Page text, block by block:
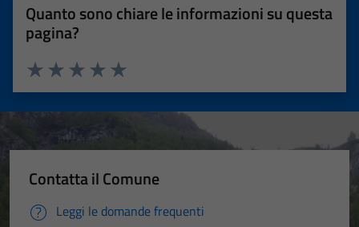
Quanto sono chiare le informazioni su questa
pagina?
Valuta 5 stelle su 5
Valuta 4 stelle su 5
Valuta 3 stelle su 5
Valuta 2 stelle su 5
Valuta 1 stelle su 5
Contatta il Comune
Leggi le domande frequenti